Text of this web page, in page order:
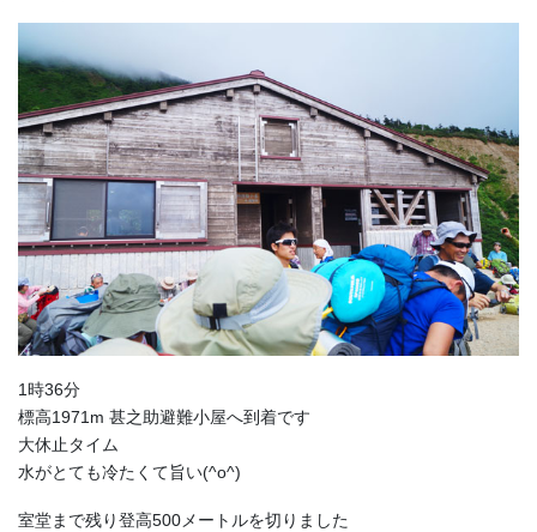
1時36分
標高1971m 甚之助避難小屋へ到着です
大休止タイム
水がとても冷たくて旨い(^o^)
室堂まで残り登高500メートルを切りました